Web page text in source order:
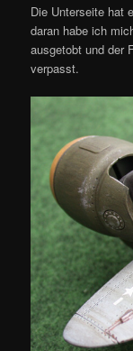
Die Unterseite hat
daran habe ich
ausgetobt und der
verpasst.